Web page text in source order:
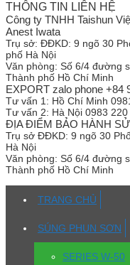
THÔNG TIN LIÊN HỆ
Công ty TNHH Taishun
Anest Iwata
Trụ sở: ĐĐKD: 9 ngõ 30
phố Hà Nội
Văn phòng: Số 6/4 đường
Thành phố Hồ Chí Minh
EXPORT zalo phone +84
Tư vấn 1: Hồ Chí Minh
Tư vấn 2: Hà Nội 0983
ĐỊA ĐIỂM BẢO HÀNH
Trụ sở ĐĐKD: 9 ngõ 30
Hà Nội
Văn phòng: Số 6/4 đường
Thành phố Hồ Chí Minh
TRANG CHỦ
SÚNG PHUN SƠN
SERIES W-50